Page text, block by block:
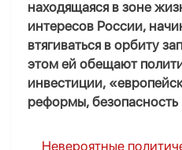
находящаяся в зоне
интересов России,
втягиваться в орбиту
этом ей обещают
инвестиции,
реформы,
Невероятные